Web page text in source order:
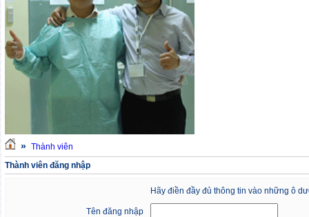
» Thành viên
Thành viên đăng nhập
Hãy điền đầy đủ thông tin vào những ô
Tên đăng nhập